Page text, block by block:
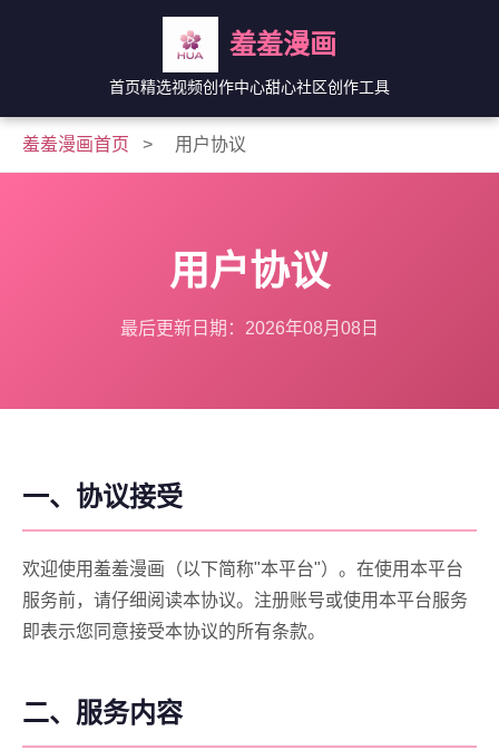
羞羞漫画
首页精选视频创作中心甜心社区创作工具
羞羞漫画首页 > 用户协议
用户协议
最后更新日期：2026年08月08日
一、协议接受
欢迎使用羞羞漫画（以下简称"本平台"）。在使用本平台
服务前，请仔细阅读本协议。注册账号或使用本平台服务
即表示您同意接受本协议的所有条款。
二、服务内容